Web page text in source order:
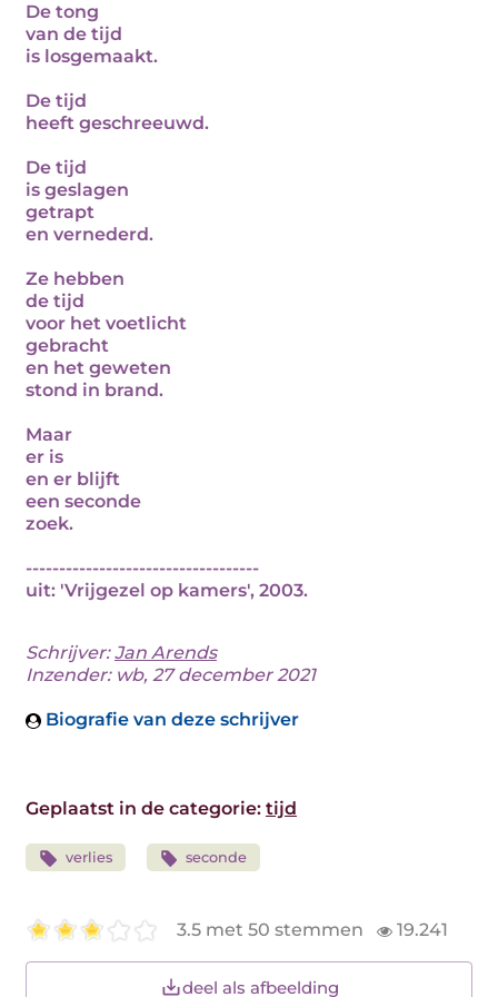
De tong
van de tijd
is losgemaakt.
De tijd
heeft geschreeuwd.
De tijd
is geslagen
getrapt
en vernederd.
Ze hebben
de tijd
voor het voetlicht
gebracht
en het geweten
stond in brand.
Maar
er is
en er blijft
een seconde
zoek.
-----------------------------------
uit: 'Vrijgezel op kamers', 2003.
Schrijver:Jan Arends
Inzender: wb, 27 december 2021
Biografie van deze schrijver
Geplaatst in de categorie: tijd
verlies seconde
3.5 met 50 stemmen 19.241
deel als afbeelding